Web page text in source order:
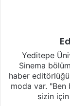
Yeditepe
Sinema
haber editörlüğü
moda var. "Ben
sizin